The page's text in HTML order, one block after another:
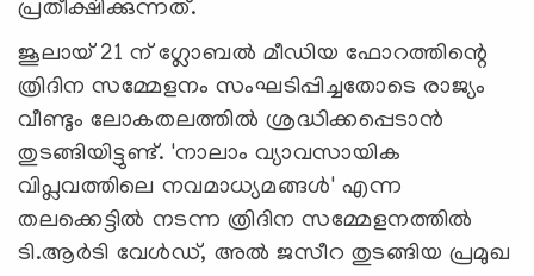
പ്രതീക്ഷിക്കുന്നത്.
ജൂലായ് 21 ന് ഗ്ലോബൽ മീഡിയ ഫോറത്തിന്റെ
ത്രിദിന സമ്മേളനം സംഘടിപ്പിച്ചതോടെ രാജ്യം
വീണ്ടും ലോകതലത്തില്‍ ശ്രദ്ധിക്കപ്പെടാന്‍
തുടങ്ങിയിട്ടുണ്ട്. 'നാലാം വ്യാവസായിക
വിപ്ലവത്തിലെ നവമാധ്യമങ്ങൾ' എന്ന
തലക്കെട്ടിൽ നടന്ന ത്രിദിന സമ്മേളനത്തിൽ
ടി.ആർടി വേൾഡ്, അൽ ജസീറ തുടങ്ങിയ പ്രമുഖ